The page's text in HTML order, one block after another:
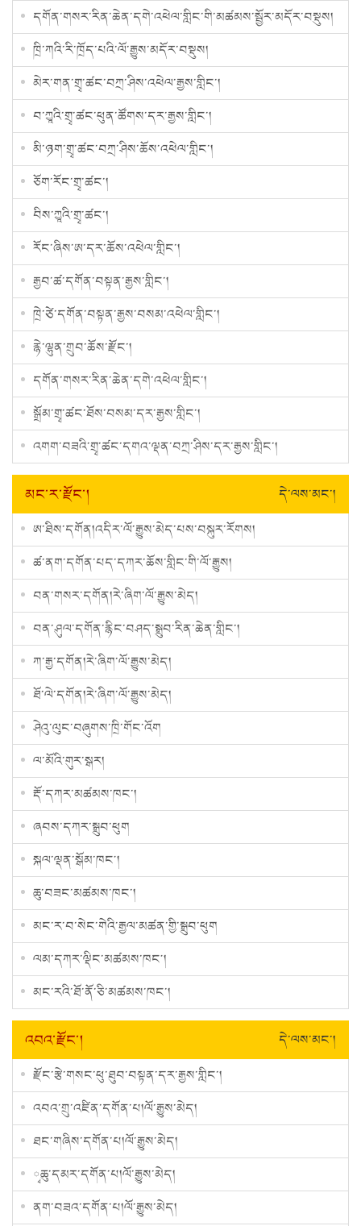
དགོན་གསར་རིན་ཆེན་དགེ་འཕེལ་གླིང་གི་མཚམས་སྦྱོར་མདོར་བསྡུས།
ཁྲི་ཀའི་རི་ཁྲོད་པའི་ལོ་རྒྱུས་མདོར་བསྡུས།
མེར་གན་གྲྭ་ཚང་བཀྲ་ཤིས་འཕེལ་རྒྱས་གླིང་།
བ་ཀྱཱའི་གྲྭ་ཚང་ཕུན་ཚོགས་དར་རྒྱས་གླིང་།
མི་ཉག་གྲྭ་ཚང་བཀྲ་ཤིས་ཆོས་འཕེལ་གླིང་།
ཅོག་རོང་གྲྭ་ཚང་།
བིས་ཀྱཱའི་གྲྭ་ཚང་།
རོང་ཞིས་ཨ་དར་ཆོས་འཕེལ་གླིང་།
རྒྱབ་ཚ་དགོན་བསྟན་རྒྱས་གླིང་།
ཁྲེ་ཙེ་དགོན་བསྟན་རྒྱས་བསམ་འཕེལ་གླིང་།
རྙེ་ལྷུན་གྲུབ་ཆོས་རྫོང་།
དགོན་གསར་རིན་ཆེན་དགེ་འཕེལ་གླིང་།
སྒྲོམ་གྲྭ་ཚང་ཐོས་བསམ་དར་རྒྱས་གླིང་།
འགག་བཟའི་གྲྭ་ཚང་དགའ་ལྡན་བཀྲ་ཤིས་དར་རྒྱས་གླིང་།
མང་ར་རྫོང་།
དེ་ལས་མང་།
ཨ་ཐིས་དགོན།འདིར་ལོ་རྒྱུས་མེད་པས་བསྐུར་རོགས།
ཚ་ནག་དགོན་པད་དཀར་ཆོས་གླིང་གི་ལོ་རྒྱུས།
བན་གསར་དགོན།རེ་ཞིག་ལོ་རྒྱུས་མེད།
བན་ཤུལ་དགོན་རྙིང་བཤད་སྒྲུབ་རིན་ཆེན་གླིང་།
ཀ་རྒྱ་དགོན།རེ་ཞིག་ལོ་རྒྱུས་མེད།
ཐོ་ལེ་དགོན།རེ་ཞིག་ལོ་རྒྱུས་མེད།
ཤེའུ་ལུང་བཞུགས་ཁྲི་གོང་འོག
ལ་མོའི་གུར་སྒར།
རྡོ་དཀར་མཚམས་ཁང་།
ཞབས་དཀར་སྒྲུབ་ཕུག
སྐལ་ལྡན་སྒོམ་ཁང༌།
ཆུ་བཟང་མཚམས་ཁང་།
མང་ར་བ་སེང་གེའི་རྒྱལ་མཚན་གྱི་སྒྲུབ་ཕུག
ལམ་དཀར་ལྡིང་མཚམས་ཁང༌།
མང་རའི་ཐོ་ནོ་ཅི་མཚམས་ཁང་།
འབའ་རྫོང་།
དེ་ལས་མང་།
རྫོང་རྩེ་གསང་ཕུ་ཐུབ་བསྟན་དར་རྒྱས་གླིང་།
འབའ་གྲུ་འཛིན་དགོན་པ།ལོ་རྒྱུས་མེད།
ཐང་གཞིས་དགོན་པ།ལོ་རྒྱུས་མེད།
ྭཆུ་དམར་དགོན་པ།ལོ་རྒྱུས་མེད།
ནག་བཟའ་དགོན་པ།ལོ་རྒྱུས་མེད།